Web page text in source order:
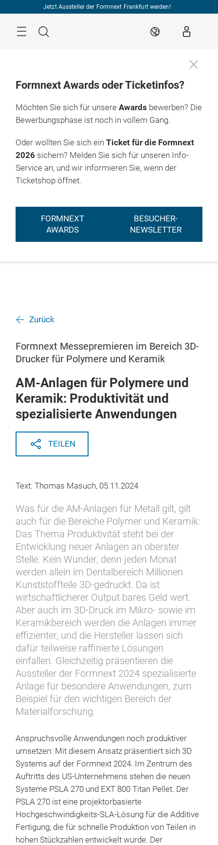
Jetzt Aussteller der Formnext Frankfurt werden!
Suche DE
Formnext Awards oder Ticketinfos?
Möchten Sie sich für unsere Awards bewerben? Die
Bewerbungsphase ist noch in vollem Gang.
Oder wollten Sie sich ein Ticket für die Formnext
2026 sichern? Melden Sie sich für unseren Info-
Service an, und wir informieren Sie, wenn der
Ticketshop öffnet.
FORMNEXT
AWARDS
BESUCHER-
NEWSLETTER
Zurück
Formnext Messepremieren im Bereich 3D-
Drucker für Polymere und Keramik
AM-Anlagen für Polymere und
Keramik: Produktivität und
spezialisierte Anwendungen
TEILEN
Text: Thomas Masuch, 05.11.2024
Was für die AM-Anlagen für Metall gilt, gilt
auch für die Bereiche Polymer und Keramik:
Das Thema Produktivität steht bei der
Entwicklung neuer Anlagen an oberster
Stelle. Kein Wunder, denn jeden Monat
werden allein im Dentalbereich Millionen
Kunststoffteile 3D-gedruckt. Da ist
wirtschaftlicherer Output bares Geld wert.
Aber auch im 3D-Druck im Mikro- sowie im
Keramikbereich werden die Anlagen immer
effizienter, und die Hersteller lassen sich
dafür teilweise raffinierte Lösungen
einfallen. Gleichzeitig präsentieren die
Aussteller der Formnext 2024 spezialisierte
Anlage für besondere Anwendungen, zum
Beispiel für den wichtigen Bereich der
Materialforschung.
Anspruchsvolle Anwendungen noch produktiver
umsetzen: Mit diesem Ansatz präsentiert sich 3D
Systems auf der Formnext 2024. Im Zentrum des
Auftritts des US-Unternehmens stehen die neuen
Systeme PSLA 270 und EXT 800 Titan Pellet. Der
PSLA 270 ist eine projektorbasierte
Hochgeschwindigkeits-SLA-Lösung für die Additive
Fertigung, die für schnelle Produktion von Teilen in
hohen Stückzahlen entwickelt wurde. Der